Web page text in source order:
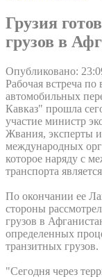
Грузия
грузов в
Опубликовано:
Рабочая встреча
автомобильных
Кавказ" прошла
участие министр
Жвания, эксперты
международных
которое наряду с
транспорта
По окончании ее
стороны
грузов в
определенных
транзитных грузов.
"Сегодня через